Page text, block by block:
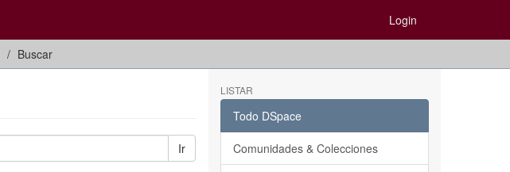
Login
Buscar
Ir
LISTAR
Todo DSpace
Comunidades & Colecciones